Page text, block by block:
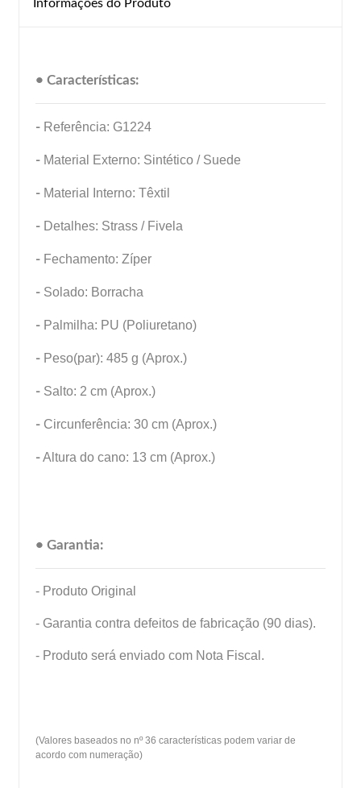
Informações do Produto
• Características:
- Referência: G1224
- Material Externo: Sintético / Suede
- Material Interno: Têxtil
- Detalhes: Strass / Fivela
- Fechamento: Zíper
- Solado: Borracha
- Palmilha: PU (Poliuretano)
- Peso(par): 485 g (Aprox.)
- Salto: 2 cm (Aprox.)
- Circunferência: 30 cm (Aprox.)
-Altura do cano: 13 cm (Aprox.)
• Garantia:
- Produto Original
- Garantia contra defeitos de fabricação (90 dias).
- Produto será enviado com Nota Fiscal.
(Valores baseados no nº 36 características podem variar de
acordo com numeração)